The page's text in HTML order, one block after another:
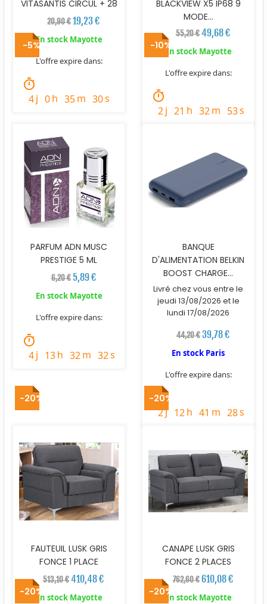
VITASANTIS CIRCUL + 28
20,90 €19,23 €
En stock Mayotte
L'offre expire dans:
timer
4j 0h 35m 29s
BLACKVIEW X5 IP68 9
MODE...
55,20 € 49,68 €
En stock Mayotte
L'offre expire dans:
timer
2j 21 h 32m 52s
-5%
PARFUM ADN MUSC
PRESTIGE 5 ML
6,20 € 5,89 €
En stock Mayotte
L'offre expire dans:
timer
4j 13h 32m 31s
-10%
BANQUE
D'ALIMENTATION BELKIN
BOOST CHARGE...
Livré chez vous entre le
jeudi 13/08/2026 et le
lundi 17/08/2026
44,20 € 39,78 €
En stock Paris
L'offre expire dans:
timer
2j 12h 41 m 27s
-20%
FAUTEUIL LUSK GRIS
FONCE 1 PLACE
513,10 €410,48 €
En stock Mayotte
-20%
CANAPE LUSK GRIS
FONCE 2 PLACES
762,60 € 610,08 €
En stock Mayotte
-20% -20%